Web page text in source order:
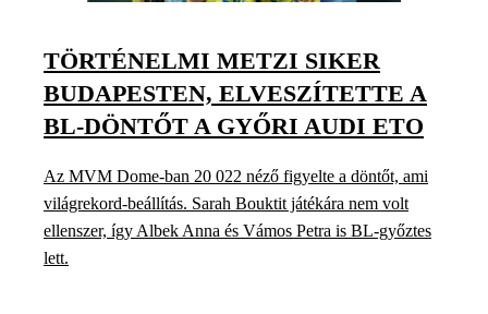
TÖRTÉNELMI METZI SIKER
BUDAPESTEN, ELVESZÍTETTE A
BL-DÖNTŐT A GYŐRI AUDI ETO
Az MVM Dome-ban 20 022 néző figyelte a döntőt, ami
világrekord-beállítás. Sarah Bouktit játékára nem volt
ellenszer, így Albek Anna és Vámos Petra is BL-győztes
lett.